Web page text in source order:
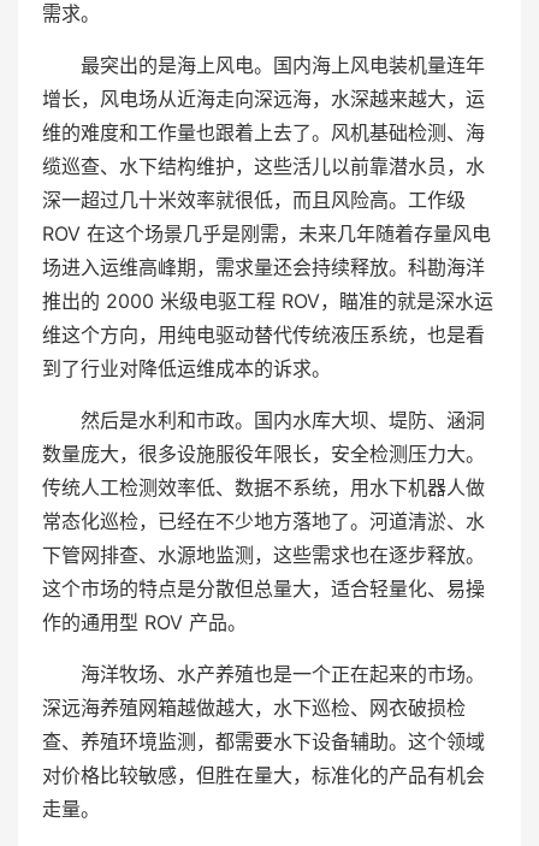
需求。
最突出的是海上风电。国内海上风电装机量连年
增长，风电场从近海走向深远海，水深越来越大，运
维的难度和工作量也跟着上去了。风机基础检测、海
缆巡查、水下结构维护，这些活儿以前靠潜水员，水
深一超过几十米效率就很低，而且风险高。工作级
ROV 在这个场景几乎是刚需，未来几年随着存量风电
场进入运维高峰期，需求量还会持续释放。科勘海洋
推出的 2000 米级电驱工程 ROV，瞄准的就是深水运
维这个方向，用纯电驱动替代传统液压系统，也是看
到了行业对降低运维成本的诉求。
然后是水利和市政。国内水库大坝、堤防、涵洞
数量庞大，很多设施服役年限长，安全检测压力大。
传统人工检测效率低、数据不系统，用水下机器人做
常态化巡检，已经在不少地方落地了。河道清淤、水
下管网排查、水源地监测，这些需求也在逐步释放。
这个市场的特点是分散但总量大，适合轻量化、易操
作的通用型 ROV 产品。
海洋牧场、水产养殖也是一个正在起来的市场。
深远海养殖网箱越做越大，水下巡检、网衣破损检
查、养殖环境监测，都需要水下设备辅助。这个领域
对价格比较敏感，但胜在量大，标准化的产品有机会
走量。